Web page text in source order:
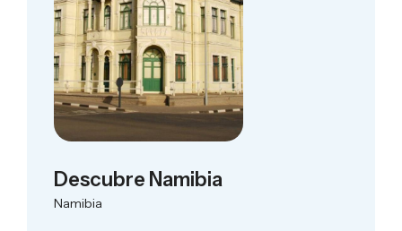
Descubre Namibia
Namibia